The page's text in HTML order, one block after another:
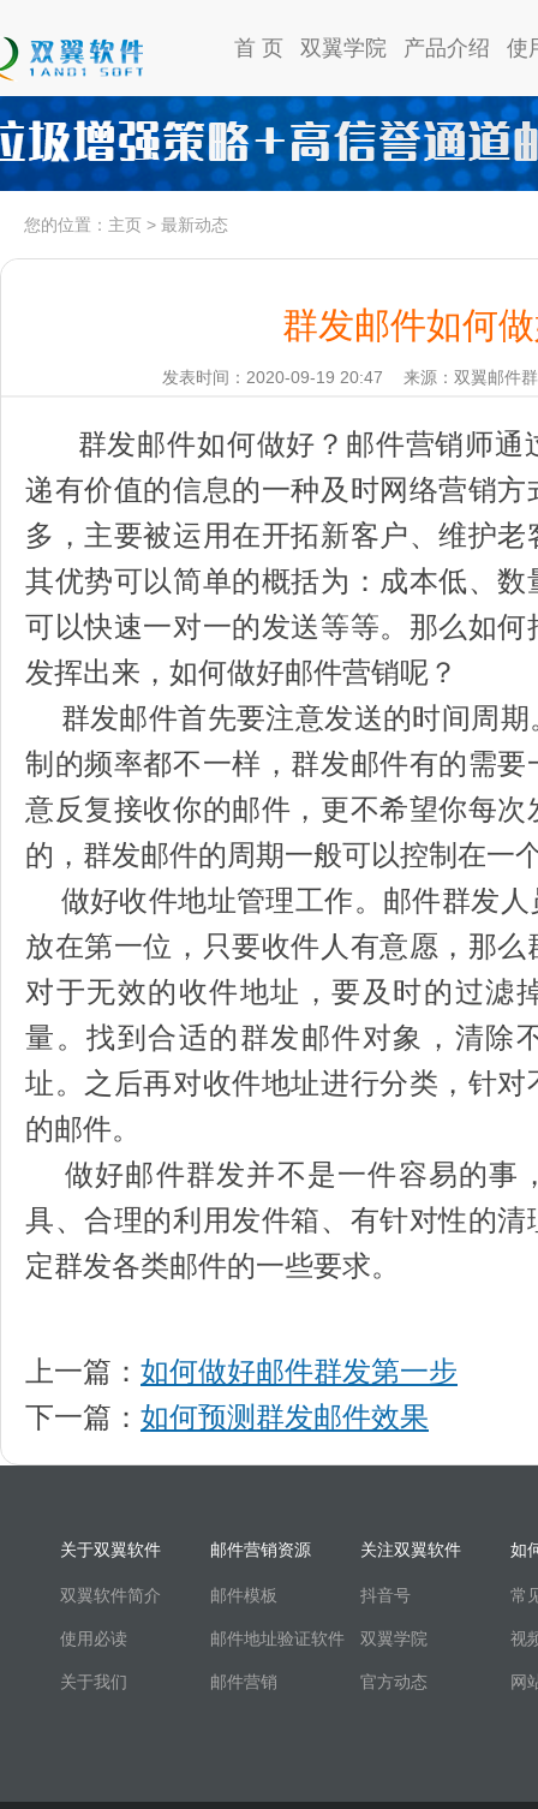
首 页 双翼学院 产品介绍 使
您的位置： 主页 > 最新动态
群发邮件如何
发表时间：2020-09-19 20:47 来源：双翼邮件
群发邮件如何做好？邮件营销师通
递有价值的信息的一种及时网络营销
多，主要被运用在开拓新客户、维护
其优势可以简单的概括为：成本低、
可以快速一对一的发送等等。那么如
发挥出来，如何做好邮件营销呢？
群发邮件首先要注意发送的时间周期
制的频率都不一样，群发邮件有的需
意反复接收你的邮件，更不希望你每
的，群发邮件的周期一般可以控制在一
做好收件地址管理工作。邮件群发人
放在第一位，只要收件人有意愿，那
对于无效的收件地址，要及时的过滤
量。找到合适的群发邮件对象，清除
址。之后再对收件地址进行分类，针
的邮件。
做好邮件群发并不是一件容易的事
具、合理的利用发件箱、有针对性的
定群发各类邮件的一些要求。
上一篇： 如何做好邮件群发第一步
下一篇： 如何预测群发邮件效果
关于双翼软件
双翼软件简介
使用必读
关于我们
邮件营销资源
邮件模板
邮件地址验证软件
邮件营销
关注双翼软件
抖音号
双翼学院
官方动态
如
常
视
网